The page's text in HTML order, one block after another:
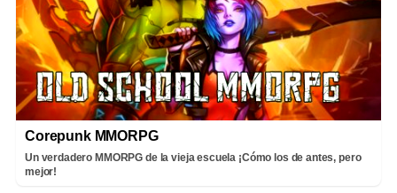
Corepunk MMORPG
Un verdadero MMORPG de la vieja escuela ¡Cómo los de antes, pero
mejor!